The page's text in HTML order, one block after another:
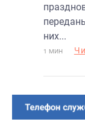
них...
1 МИН